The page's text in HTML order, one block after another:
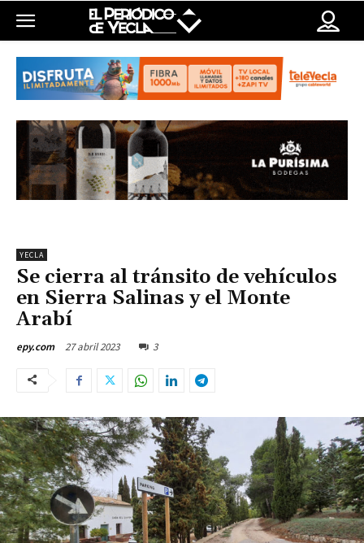
YECLA
Se cierra al tránsito de vehículos
en Sierra Salinas y el Monte
Arabí
epy.com 27 abril 2023 3